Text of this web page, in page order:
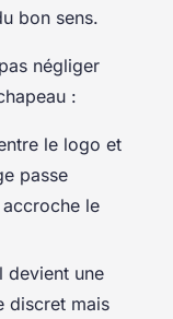
bon sens.
négliger
:
le logo et
passe
le
devient une
discret mais